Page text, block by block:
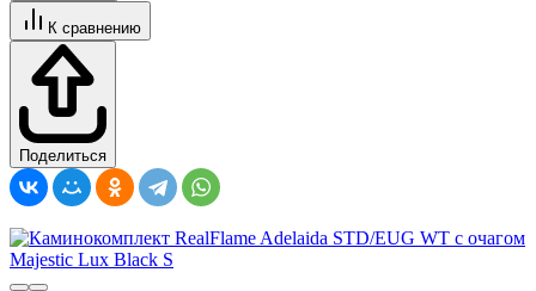
К сравнению
Поделиться